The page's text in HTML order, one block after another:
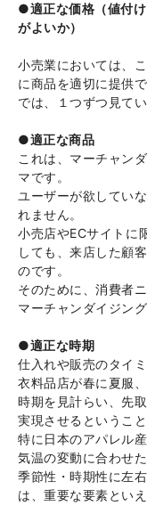
●適正な価格（値付
がよいか）
小売業においては、
に商品を適切に提供
では、１つずつ見て
●適正な商品
これは、マーチャン
マです。
ユーザーが欲してい
れません。
小売店やECサイトに
しても、来店した顧
のです。
そのために、消費者
マーチャンダイジン
●適正な時期
仕入れや販売のタイ
衣料品店が春に夏服
時期を見計らい、先
実現させるということ
特に日本のアパレル
気温の変動に合わせ
季節性・時期性に左
は、重要な要素といえ